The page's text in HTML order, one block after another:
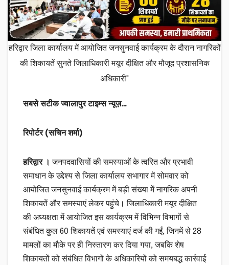
हरिद्वार जिला कार्यालय में आयोजित जनसुनवाई कार्यक्रम के दौरान नागरिकों
की शिकायतें सुनते जिलाधिकारी मयूर दीक्षित और मौजूद प्रशासनिक
अधिकारी"
सबसे सटीक ज्वालापुर टाइम्स न्यूज़…
रिपोर्टर (सचिन शर्मा)
हरिद्वार । जनपदवासियों की समस्याओं के त्वरित और प्रभावी
समाधान के उद्देश्य से जिला कार्यालय सभागार में सोमवार को
आयोजित जनसुनवाई कार्यक्रम में बड़ी संख्या में नागरिक अपनी
शिकायतें और समस्याएं लेकर पहुंचे। जिलाधिकारी मयूर दीक्षित
की अध्यक्षता में आयोजित इस कार्यक्रम में विभिन्न विभागों से
संबंधित कुल 60 शिकायतें एवं समस्याएं दर्ज की गईं, जिनमें से 28
मामलों का मौके पर ही निस्तारण कर दिया गया, जबकि शेष
शिकायतों को संबंधित विभागों के अधिकारियों को समयबद्ध कार्रवाई